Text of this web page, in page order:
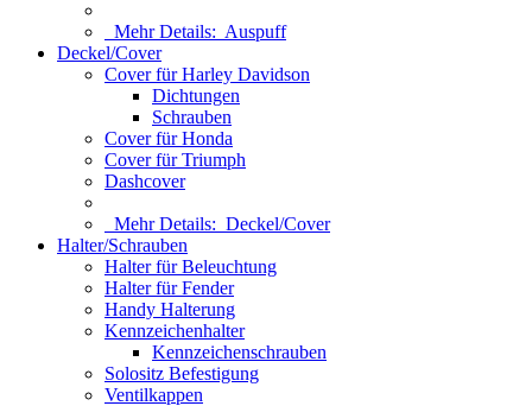
Mehr Details: Auspuff
Deckel/Cover
Cover für Harley Davidson
Dichtungen
Schrauben
Cover für Honda
Cover für Triumph
Dashcover
Mehr Details: Deckel/Cover
Halter/Schrauben
Halter für Beleuchtung
Halter für Fender
Handy Halterung
Kennzeichenhalter
Kennzeichenschrauben
Solositz Befestigung
Ventilkappen